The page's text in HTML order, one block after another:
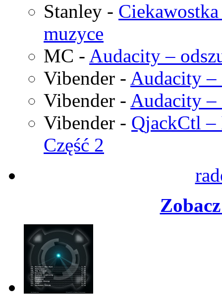
Stanley -
muzyce
MC - Audacity –
Vibender - Audacity –
Vibender - Audacity –
Vibender - QjackCtl –
Część 2